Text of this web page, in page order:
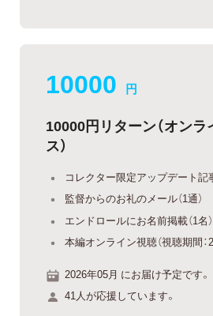
10000 円
10000円リターン（オン
ス）
コレクター限定アップデート記
監督からのお礼のメール（1通）
エンドロールにお名前掲載（1名）
本編オンライン視聴（視聴期間：
2026年05月 にお届け予定です。
41人が応援しています。